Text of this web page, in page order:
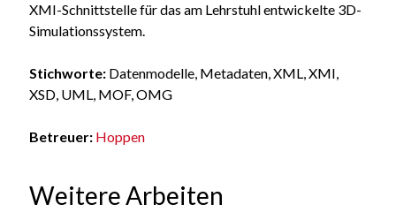
XMI-Schnittstelle für das am Lehrstuhl entwickelte 3D-
Simulationssystem.
Stichworte:Datenmodelle, Metadaten, XML, XMI,
XSD, UML, MOF, OMG
Betreuer: Hoppen
Weitere Arbeiten